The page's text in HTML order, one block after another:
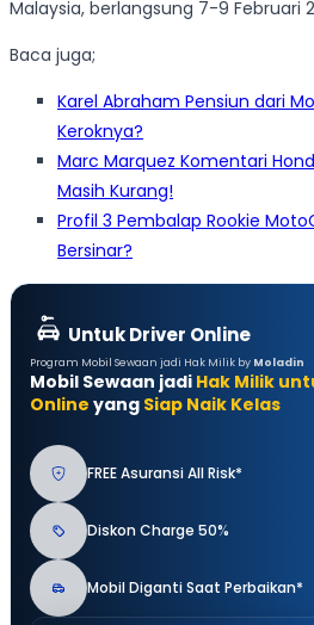
Malaysia, berlangsung 7-9 Februari
Baca juga;
Karel Abraham Pensiun dari
Keroknya?
Marc Marquez Komentari
Masih Kurang!
Profil 3 Pembalap Rookie
Bersinar?
Untuk Driver Online
Program Mobil Sewaan jadi Hak Milik by Moladin
Mobil Sewaan jadi Hak Milik
Online yang Siap Naik Kelas
FREE Asuransi All Risk*
Diskon Charge 50%
Mobil Diganti Saat Perbaikan*